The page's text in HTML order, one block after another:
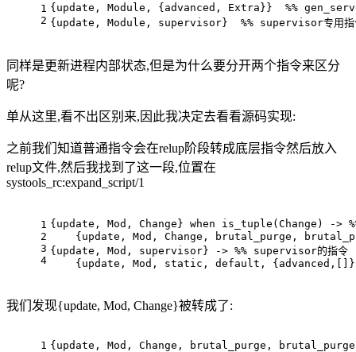
1
2
{update, Module, {advanced, Extra}}  %%
{update, Module, supervisor}  %% supervisor专用指
同样是更新进程内部状态,但是为什么要分开两个指令来区分
呢?
单从这里,看不出区别来,因此我决定去看看源码实现:
之前我们知道普通指令会在relup阶段转成底层指令然后放入
relup文件,然后我找到了这一段,位置在
systools_rc:expand_script/1
1
2
3
4
{update, Mod, Change} when is_tuple(Change) ->
{update, Mod, Change, brutal_purge,
{update, Mod, supervisor} -> %% supervisor的指令
{update, Mod, static, default,
我们发现{update, Mod, Change}被转成了:
1 {update, Mod, Change, brutal_purge,